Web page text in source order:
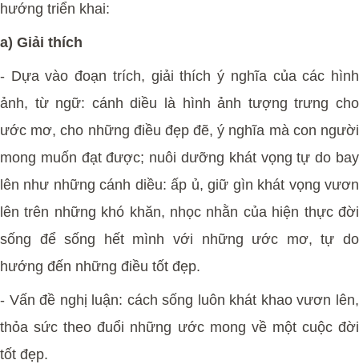
hướng triển khai:
a) Giải thích
- Dựa vào đoạn trích, giải thích ý nghĩa của các hình
ảnh, từ ngữ: cánh diều là hình ảnh tượng trưng cho
ước mơ, cho những điều đẹp đẽ, ý nghĩa mà con người
mong muốn đạt được; nuôi dưỡng khát vọng tự do bay
lên như những cánh diều: ấp ủ, giữ gìn khát vọng vươn
lên trên những khó khăn, nhọc nhằn của hiện thực đời
sống để sống hết mình với những ước mơ, tự do
hướng đến những điều tốt đẹp.
- Vấn đề nghị luận: cách sống luôn khát khao vươn lên,
thỏa sức theo đuổi những ước mong về một cuộc đời
tốt đẹp.